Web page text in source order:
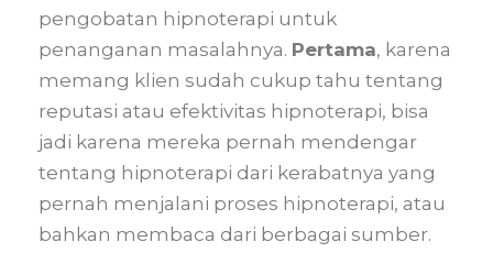
pengobatan hipnoterapi untuk
penanganan masalahnya. Pertama, karena
memang klien sudah cukup tahu tentang
reputasi atau efektivitas hipnoterapi, bisa
jadi karena mereka pernah mendengar
tentang hipnoterapi dari kerabatnya yang
pernah menjalani proses hipnoterapi, atau
bahkan membaca dari berbagai sumber.